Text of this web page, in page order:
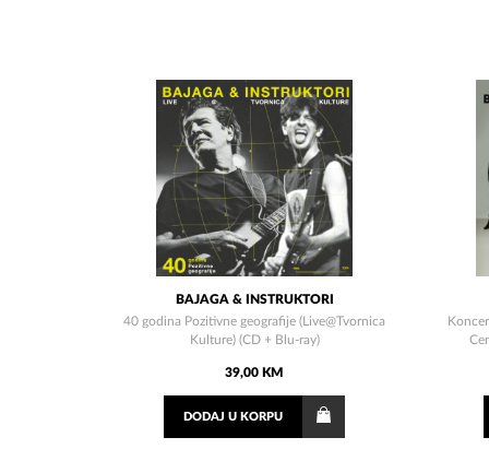
BAJAGA & INSTRUKTORI
40 godina Pozitivne geografije (Live@Tvornica
Kulture) (CD + Blu-ray)
39,00 KM
DODAJ U KORPU